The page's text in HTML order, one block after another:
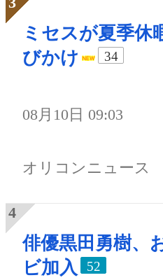
ミセスが夏季休
びかけ
34
08月10日 09:03
オリコンニュース
俳優黒田勇樹、
ビ加入
52